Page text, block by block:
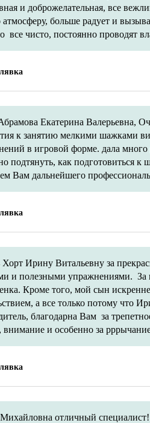
и доброжелательная, все
больше радует и
все чисто, постоянно проводят
Екатерина Валерьевна,
к занятию мелкими шажками
в игровой форме. дала
подтянуть, как подготовиться к
Вам дальнейшего
Хорт Ирину Витальевну за
и полезными упражнениями. За
Кроме того, мой сын
а все только потому что
благодарна Вам ​ за
внимание и особенно за
отличный